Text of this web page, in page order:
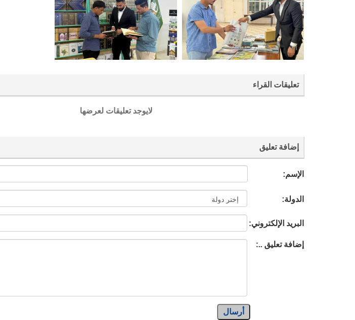
تعليقات القراء
لايوجد تعليقات لعرضها
إضافة تعليق
الإسم:
الدولة:
البريد الإلكتروني:
إضافة تعليق ..:
أرسال